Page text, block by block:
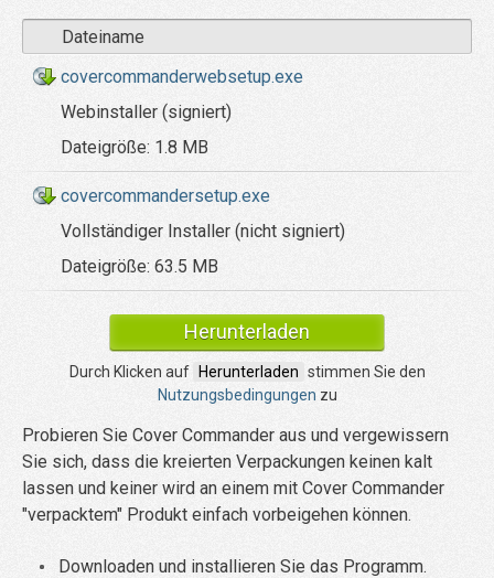
Dateiname
covercommanderwebsetup.exe
Webinstaller (signiert)
Dateigröße: 1.8 MB
covercommandersetup.exe
Vollständiger Installer (nicht signiert)
Dateigröße: 63.5 MB
Herunterladen
Durch Klicken auf Herunterladen stimmen Sie den
Nutzungsbedingungen zu
Probieren Sie Cover Commander aus und vergewissern
Sie sich, dass die kreierten Verpackungen keinen kalt
lassen und keiner wird an einem mit Cover Commander
"verpacktem" Produkt einfach vorbeigehen können.
Downloaden und installieren Sie das Programm.